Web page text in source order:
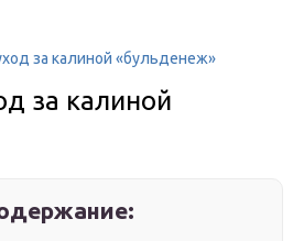
за калиной «бульденеж»
за калиной